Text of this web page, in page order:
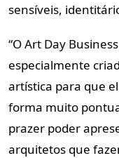
sensíveis,
“O Art Day
especialmente
artística para que
forma muito
prazer poder
arquitetos que